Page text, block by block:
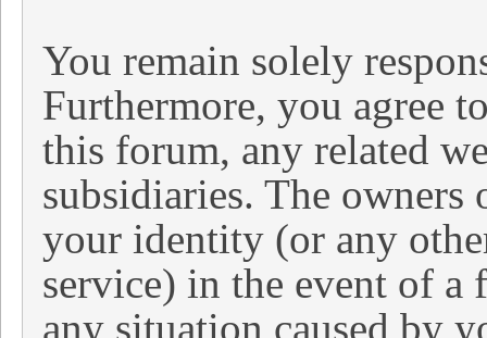
You remain solely
Furthermore, you agree
this forum, any related
subsidiaries. The
your identity (or any
service) in the event of
any situation caused by